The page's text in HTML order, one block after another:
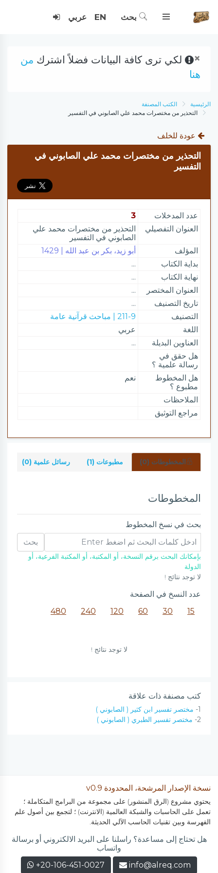
بحث EN عربي
× لكي ترى كافة البيانات فضلاً اشترك من
هنا
الرئيسية
الكتب المصنفة
التحذير من مختصرات محمد علي الصابوني في التفسير
عودة للخلف
التحذير من مختصرات محمد علي الصابوني في
التفسير
عدد المدخلات
3
العنوان التفصيلي
التحذير من مختصرات محمد علي
الصابوني في التفسير
المؤلف
أبو زيد، بكر بن عبد الله | 1429
بداية الكتاب
...
نهاية الكتاب
...
العنوان المختصر
...
تاريخ التصنيف
...
التصنيف
211-9 | مباحث قرآنية عامة
اللغة
عربي
العناوين البديلة
...
هل حقق في
رسالة علمية ؟
هل المخطوط
مطبوع ؟
نعم
الملاحظات
مراجع التوثيق
المخطوطات (0) مطبوعات (1) رسائل علمية (0)
المخطوطات
بحث في نسخ المخطوط
بحث
بإمكانك البحث برقم النسخة، أو المكتبة، أو المكتبة الفرعية، أو
الدولة
لا توجد نتائج !
عدد النسخ في الصفحة
15
30
60
120
240
480
لا توجد نتائج !
كتب مصنفة ذات علاقة
1- مختصر تفسير ابن كثير ( الصابوني )
2- مختصر تفسير الطبري ( الصابوني )
نسخة الإصدار المرشحة، المحدودة v0.9
يحتوي مشروع (الرق المنشور) على مجموعة من البرامج المتكاملة ؛
تعمل على الحاسبات والشبكة العالمية (الانترنت) ؛ لتجمع بين أصول علم
الفهرسة وبين تقنيات الحاسب الآلي الحديثة.
هل تحتاج إلى مساعدة؟ راسلنا على البريد الالكتروني أو برسالة
واتساب
info@alreq.com
+20-106-451-0027